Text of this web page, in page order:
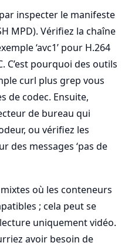
inspecter le manifeste
MPD). Vérifiez la chaîne
‘avc1’ pour H.264
C’est pourquoi des outils
curl plus grep vous
de codec. Ensuite,
de bureau qui
ou vérifiez les
des messages ‘pas de
où les conteneurs
; cela peut se
uniquement vidéo.
avoir besoin de